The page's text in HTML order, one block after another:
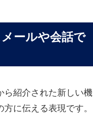
ールや会話で
ら紹介された新しい機
に伝える表現です。